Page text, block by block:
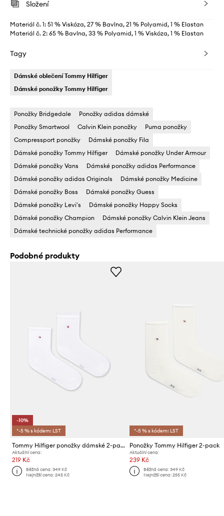
Složení
Materiál č. 1: 51 % Viskóza, 27 % Bavlna, 21 % Polyamid, 1 % Elastan
Materiál č. 2: 65 % Bavlna, 33 % Polyamid, 1 % Viskóza, 1 % Elastan
Tagy
Dámské oblečení Tommy Hilfiger
Dámské ponožky Tommy Hilfiger
Ponožky Bridgedale
Ponožky adidas dámské
Ponožky Smartwool
Calvin Klein ponožky
Puma ponožky
Compressport ponožky
Dámské ponožky Fila
Dámské ponožky Tommy Hilfiger
Dámské ponožky Under Armour
Dámské ponožky Vans
Dámské ponožky adidas Performance
Dámské ponožky adidas Originals
Dámské ponožky Medicine
Dámské ponožky Boss
Dámské ponožky Guess
Dámské ponožky Levi's
Dámské ponožky Happy Socks
Dámské ponožky Champion
Dámské ponožky Calvin Klein Jeans
Dámské technické ponožky adidas Performance
Podobné produkty
-10%
*-5 % s kódem: LST
Tommy Hilfiger ponožky dámské 2-pack
Aktuální cena:
219 Kč
Běžná cena:349 Kč
Nejnižší cena:245 Kč
*-5 % s kódem: LST
Ponožky Tommy Hilfiger 2-pack
Aktuální cena:
239 Kč
Běžná cena: 349 Kč
Nejnižší cena: 255 Kč